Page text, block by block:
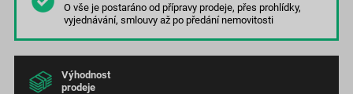
O vše je postaráno od přípravy prodeje, přes prohlídky,
vyjednávání, smlouvy až po předání nemovitosti
Výhodnost
prodeje